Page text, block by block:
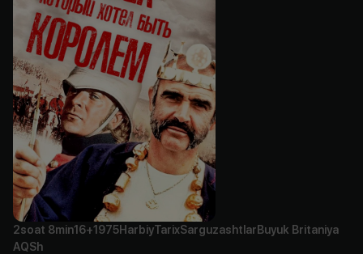
2soat 8min16+1975HarbiyTarixSarguzashtlar Buyuk Britaniya
AQSh